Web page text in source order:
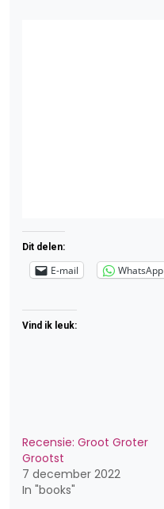
Dit delen:
E-mail WhatsApp
Vind ik leuk:
Recensie: Groot Groter
Grootst
7 december 2022
In "books"